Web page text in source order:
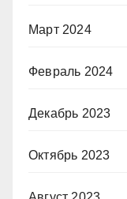
Март 2024
Февраль 2024
Декабрь 2023
Октябрь 2023